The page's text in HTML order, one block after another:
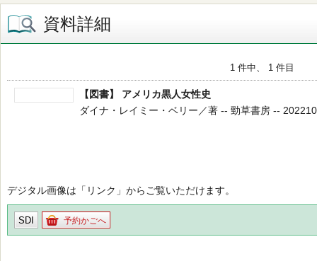
資料詳細
1 件中、 1 件目
【図書】 アメリカ黒人女性史
ダイナ・レイミー・ベリー／著 -- 勁草書房 --
デジタル画像は「リンク」からご覧いただけます。
SDI 予約かごへ